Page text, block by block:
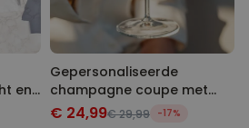
en
Gepersonaliseerde
champagne coupe met
tekst
€ 24,99€ 29,99 -17%